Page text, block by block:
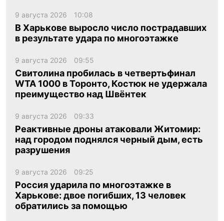
9 августа 2026 10:08
В Харькове выросло число пострадавших
в результате удара по многоэтажке
9 августа 2026 09:55
Свитолина пробилась в четвертьфинал
WTA 1000 в Торонто, Костюк не удержала
преимущество над Швёнтек
9 августа 2026 09:33
Реактивные дроны атаковали Житомир:
над городом поднялся черный дым, есть
разрушения
9 августа 2026 09:25
Россия ударила по многоэтажке в
Харькове: двое погибших, 13 человек
обратились за помощью